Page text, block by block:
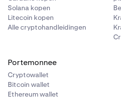
Solana kopen
Litecoin kopen
Alle cryptohandleidingen
Portemonnee
Cryptowallet
Bitcoin wallet
Ethereum wallet